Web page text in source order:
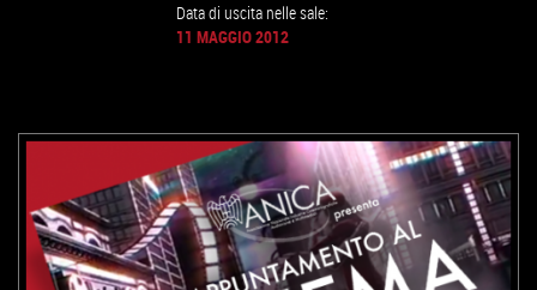
Data di uscita nelle sale:
11 MAGGIO 2012